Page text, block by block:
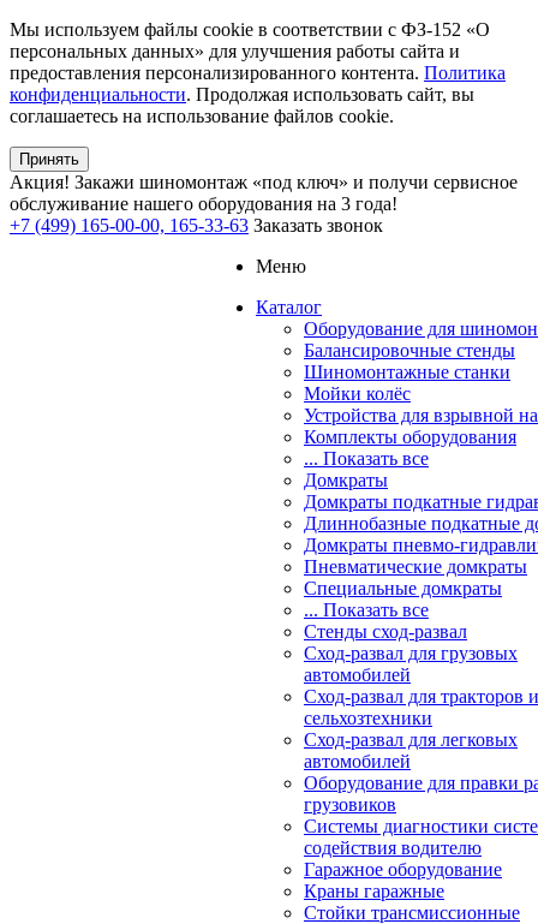
Мы используем файлы cookie в соответствии с ФЗ-152 «О
персональных данных» для улучшения работы сайта и
предоставления персонализированного контента. Политика
конфиденциальности. Продолжая использовать сайт, вы
соглашаетесь на использование файлов cookie.
Принять
Акция! Закажи шиномонтаж «под ключ» и получи сервисное
обслуживание нашего оборудования на 3 года!
+7 (499) 165-00-00, 165-33-63 Заказать звонок
Меню
Каталог
Оборудование для
Балансировочные стенды
Шиномонтажные станки
Мойки колёс
Устройства для взрывной
Комплекты оборудования
... Показать все
Домкраты
Домкраты подкатные
Длиннобазные подкатные
Домкраты пневмо-
Пневматические домкраты
Специальные домкраты
... Показать все
Стенды сход-развал
Сход-развал для грузовых
автомобилей
Сход-развал для тракторов и
сельхозтехники
Сход-развал для легковых
автомобилей
Оборудование для правки
грузовиков
Системы диагностики
содействия водителю
Гаражное оборудование
Краны гаражные
Стойки трансмиссионные